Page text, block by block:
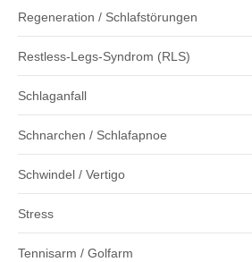
Regeneration / Schlafstörungen
Restless-Legs-Syndrom (RLS)
Schlaganfall
Schnarchen / Schlafapnoe
Schwindel / Vertigo
Stress
Tennisarm / Golfarm